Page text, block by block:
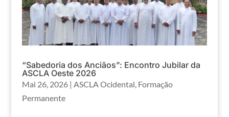
“Sabedoria dos Anciãos”: Encontro Jubilar da
ASCLA Oeste 2026
Mai 26, 2026| ASCLA Ocidental, Formação
Permanente